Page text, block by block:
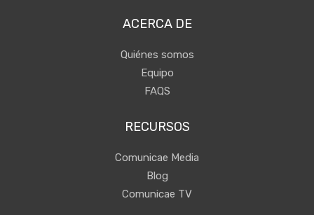
ACERCA DE
Quiénes somos
Equipo
FAQS
RECURSOS
Comunicae Media
Blog
Comunicae TV